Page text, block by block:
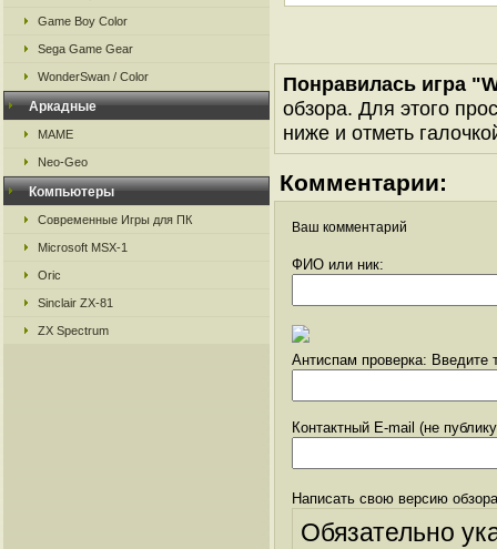
Game Boy Color
Sega Game Gear
WonderSwan / Color
Аркадные
MAME
Neo-Geo
Компьютеры
Современные Игры для ПК
Microsoft MSX-1
Oric
Sinclair ZX-81
ZX Spectrum
Понравилась игра
обзора. Для этого
ниже и отметь
Комментарии:
Ваш комментарий
ФИО или ник:
Антиспам проверка: Введите
Контактный E-mail (не
Написать свою версию
Обязательно